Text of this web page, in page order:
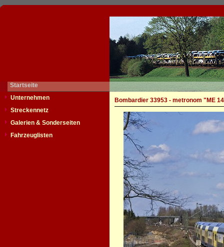
Startseite
Unternehmen
Streckennetz
Galerien & Sonderseiten
Fahrzeuglisten
Bombardier 33953 - metronom "ME